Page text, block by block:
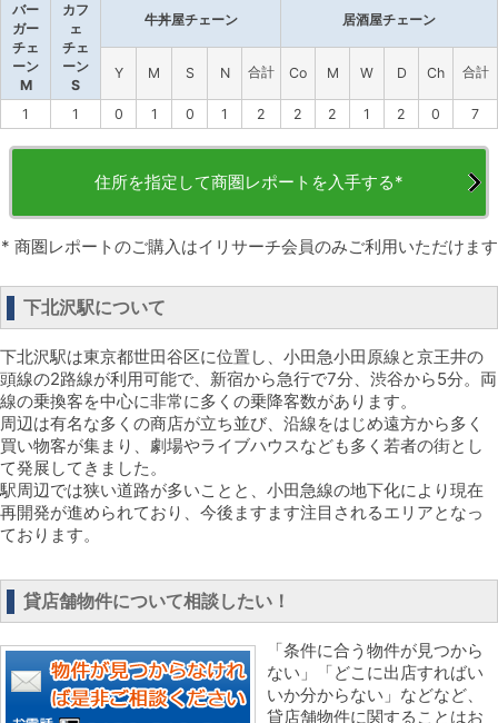
バー
ガー
チェ
ーン
M
カフ
ェ
チェ
ーン
S
牛丼屋チェーン 居酒屋チェーン
Y M S N 合計 Co M W D Ch 合計
1 1 0 1 0 1 2 2 2 1 2 0 7
住所を指定して商圏レポートを入手する*
* 商圏レポートのご購入はイリサーチ会員のみご利用いただけます
下北沢駅について
下北沢駅は東京都世田谷区に位置し、小田急小田原線と京王井の
頭線の2路線が利用可能で、新宿から急行で7分、渋谷から5分。両
線の乗換客を中心に非常に多くの乗降客数があります。
周辺は有名な多くの商店が立ち並び、沿線をはじめ遠方から多く
買い物客が集まり、劇場やライブハウスなども多く若者の街とし
て発展してきました。
駅周辺では狭い道路が多いことと、小田急線の地下化により現在
再開発が進められており、今後ますます注目されるエリアとなっ
ております。
貸店舗物件について相談したい！
「条件に合う物件が見つから
ない」「どこに出店すればい
いか分からない」などなど、
貸店舗物件に関することはお